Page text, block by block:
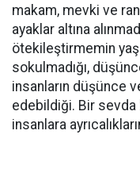
makam, mevki ve
ayaklar altına
ötekileştirmemin
sokulmadığı,
insanların düşünce
edebildiği. Bir
insanlara